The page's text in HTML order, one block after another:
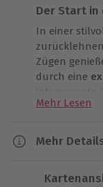
Der Start in
In einer
Zügen
durch eine
interessante
Herstellung
Eine
Mehr Lesen
Mehr